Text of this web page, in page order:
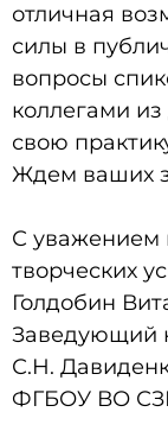
отличная
силы в
вопросы
коллегами из
свою
Ждем ваших
С уважением
творческих
Голдобин
Заведующий
С.Н.
ФГБОУ ВО